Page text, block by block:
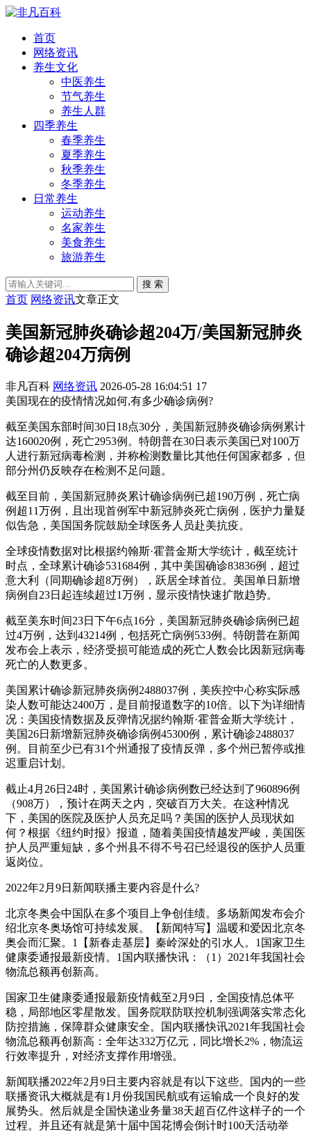
首页
网络资讯
养生文化
中医养生
节气养生
养生人群
四季养生
春季养生
夏季养生
秋季养生
冬季养生
日常养生
运动养生
名家养生
美食养生
旅游养生
搜 索
首页 网络资讯文章正文
美国新冠肺炎确诊超204万/美国新冠肺炎
确诊超204万病例
非凡百科 网络资讯 2026-05-28 16:04:51 17
美国现在的疫情情况如何,有多少确诊病例?
截至美国东部时间30日18点30分，美国新冠肺炎确诊病例累计
达160020例，死亡2953例。特朗普在30日表示美国已对100万
人进行新冠病毒检测，并称检测数量比其他任何国家都多，但
部分州仍反映存在检测不足问题。
截至目前，美国新冠肺炎累计确诊病例已超190万例，死亡病
例超11万例，且出现首例军中新冠肺炎死亡病例，医护力量疑
似告急，美国国务院鼓励全球医务人员赴美抗疫。
全球疫情数据对比根据约翰斯·霍普金斯大学统计，截至统计
时点，全球累计确诊531684例，其中美国确诊83836例，超过
意大利（同期确诊超8万例），跃居全球首位。美国单日新增
病例自23日起连续超过1万例，显示疫情快速扩散趋势。
截至美东时间23日下午6点16分，美国新冠肺炎确诊病例已超
过4万例，达到43214例，包括死亡病例533例。特朗普在新闻
发布会上表示，经济受损可能造成的死亡人数会比因新冠病毒
死亡的人数更多。
美国累计确诊新冠肺炎病例2488037例，美疾控中心称实际感
染人数可能达2400万，是目前报道数字的10倍。以下为详细情
况：美国疫情数据及反弹情况据约翰斯·霍普金斯大学统计，
美国26日新增新冠肺炎确诊病例45300例，累计确诊2488037
例。目前至少已有31个州通报了疫情反弹，多个州已暂停或推
迟重启计划。
截止4月26日24时，美国累计确诊病例数已经达到了960896例
（908万），预计在两天之内，突破百万大关。在这种情况
下，美国的医院及医护人员充足吗？美国的医护人员现状如
何？根据《纽约时报》报道，随着美国疫情越发严峻，美国医
护人员严重短缺，多个州县不得不号召已经退役的医护人员重
返岗位。
2022年2月9日新闻联播主要内容是什么?
北京冬奥会中国队在多个项目上争创佳绩。多场新闻发布会介
绍北京冬奥场馆可持续发展。【新闻特写】温暖和爱因北京冬
奥会而汇聚。1【新春走基层】秦岭深处的引水人。1国家卫生
健康委通报最新疫情。1国内联播快讯：（1）2021年我国社会
物流总额再创新高。
国家卫生健康委通报最新疫情截至2月9日，全国疫情总体平
稳，局部地区零星散发。国务院联防联控机制强调落实常态化
防控措施，保障群众健康安全。国内联播快讯2021年我国社会
物流总额再创新高：全年达332万亿元，同比增长2%，物流运
行效率提升，对经济支撑作用增强。
新闻联播2022年2月9日主要内容就是有以下这些。国内的一些
联播资讯大概就是有1月份我国民航或有运输成一个良好的发
展势头。然后就是全国快递业务量38天超百亿件这样子的一个
过程。并且还有就是第十届中国花博会倒计时100天活动举